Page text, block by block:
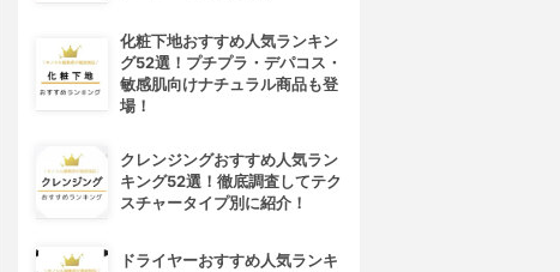
化粧下地おすすめ人気ランキン
グ52選！プチプラ・デパコス・
敏感肌向けナチュラル商品も登
場！
クレンジングおすすめ人気ラン
キング52選！徹底調査してテク
スチャータイプ別に紹介！
ドライヤーおすすめ人気ランキ